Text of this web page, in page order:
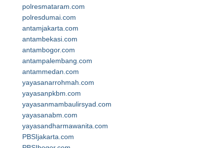
polresmataram.com
polresdumai.com
antamjakarta.com
antambekasi.com
antambogor.com
antampalembang.com
antammedan.com
yayasanarrohmah.com
yayasanpkbm.com
yayasanmambaulirsyad.com
yayasanabm.com
yayasandharmawanita.com
PBSIjakarta.com